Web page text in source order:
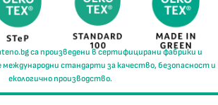
са произведени всертифицирани фабрики и
стандарти закачество, безопасност и
екологично производство.
и Антрацит ✓
Пепел от Рози